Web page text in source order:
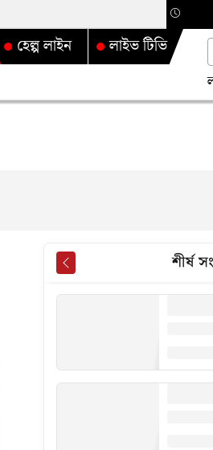
লাইভ টিভি
হেল্প লাইন
শীর্ষ